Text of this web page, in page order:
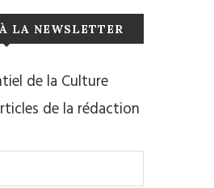
LA NEWSLETTER
de la Culture
de la rédaction